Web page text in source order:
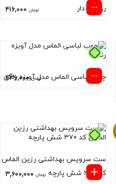
روکش دار
تومان
چوب لباسی الماس مدل آویزه رنگی
تومان۴۳۶,۰۰۰
ست سرویس بهداشتی رزین الماس
کد 370 شش پارچه
تومان